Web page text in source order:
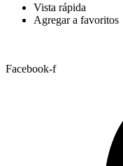
Vista rápida
Agregar a favoritos
Facebook-f